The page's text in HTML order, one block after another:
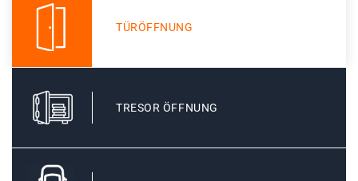
TÜRÖFFNUNG
TRESOR ÖFFNUNG